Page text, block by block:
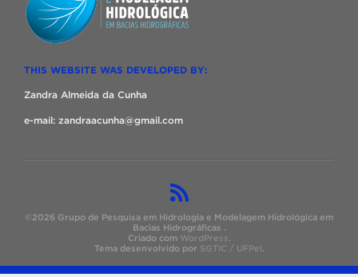
THIS WEBSITE WAS DEVELOPED BY:
Zandra Almeida da Cunha
e-mail: zandraacunha@gmail.com
©2026 Grupo de Pesquisa em Hidrologia e Modelagem Hidrológica em
Bacias Hidrográficas .
Criado com WordPress.
Tema desenvolvido por SGTIC / UFPel.